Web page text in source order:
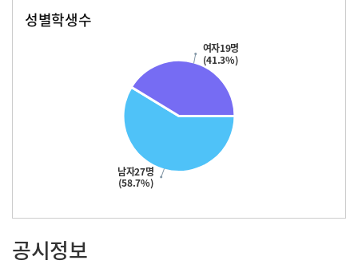
성별학생수
남자27명
(58.7%)
여자19명
(41.3%)
공시정보